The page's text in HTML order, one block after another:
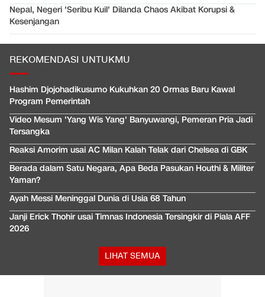
Nepal, Negeri 'Seribu Kuil' Dilanda Chaos Akibat Korupsi &
Kesenjangan
REKOMENDASI UNTUKMU
Hashim Djojohadikusumo Kukuhkan 20 Ormas Baru Kawal
Program Pemerintah
Video Mesum 'Yang Wis Yang' Banyuwangi, Pemeran Pria Jadi
Tersangka
Reaksi Amorim usai AC Milan Kalah Telak dari Chelsea di GBK
Berada dalam Satu Negara, Apa Beda Pasukan Houthi & Militer
Yaman?
Ayah Messi Meninggal Dunia di Usia 68 Tahun
Janji Erick Thohir usai Timnas Indonesia Tersingkir di Piala AFF
2026
LIHAT SEMUA